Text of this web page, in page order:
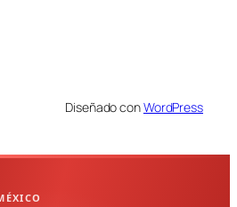
Diseñado conWordPress